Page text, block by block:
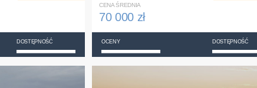
DOSTĘPNOŚĆ
CENA ŚREDNIA
70 000 zł
OCENY DOSTĘPNOŚĆ